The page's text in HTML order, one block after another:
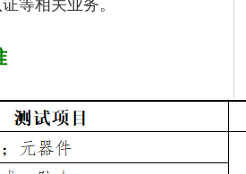
等相关业务。